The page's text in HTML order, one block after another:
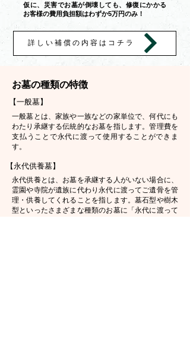
仮に、災害でお墓が倒壊しても、修復にかかる
お客様の費用負担額はわずか5万円のみ！
詳しい補償の内容はコチラ
お墓の種類の特徴
【一般墓】
一般墓とは、家族や一族などの家単位で、何代にも
わたり承継する伝統的なお墓を指します。管理費を
支払うことで永代に渡って使用することができま
す。
【永代供養墓】
永代供養とは、お墓を承継する人がいない場合に、
霊園や寺院が遺族に代わり永代に渡ってご遺骨を管
理・供養してくれることを指します。墓石型や樹木
型といったさまざまな種類のお墓に「永代に渡って